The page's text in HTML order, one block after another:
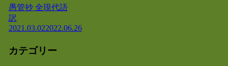
愚管抄 全現代語
訳
2021.03.022022.06.26
カテゴリー